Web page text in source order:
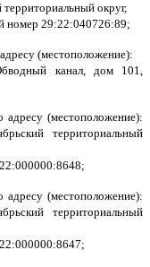
территориальный округ,
номер 29:22:040726:89;
(местоположение):
канал, дом 101,
адресу (местоположение):
территориальный
адресу (местоположение):
территориальный